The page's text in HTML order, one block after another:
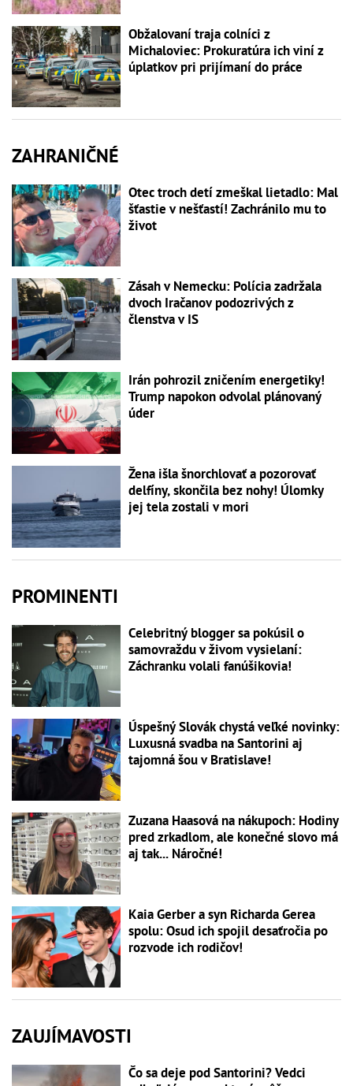
Obžalovaní traja colníci z
Michaloviec: Prokuratúra ich viní z
úplatkov pri prijímaní do práce
ZAHRANIČNÉ
Otec troch detí zmeškal lietadlo: Mal
šťastie v nešťastí! Zachránilo mu to
život
Zásah v Nemecku: Polícia zadržala
dvoch Iračanov podozrivých z
členstva v IS
Irán pohrozil zničením energetiky!
Trump napokon odvolal plánovaný
úder
Žena išla šnorchlovať a pozorovať
delfíny, skončila bez nohy! Úlomky
jej tela zostali v mori
PROMINENTI
Celebritný blogger sa pokúsil o
samovraždu v živom vysielaní:
Záchranku volali fanúšikovia!
Úspešný Slovák chystá veľké novinky:
Luxusná svadba na Santorini aj
tajomná šou v Bratislave!
Zuzana Haasová na nákupoch: Hodiny
pred zrkadlom, ale konečné slovo má
aj tak... Náročné!
Kaia Gerber a syn Richarda Gerea
spolu: Osud ich spojil desaťročia po
rozvode ich rodičov!
ZAUJÍMAVOSTI
Čo sa deje pod Santorini? Vedci